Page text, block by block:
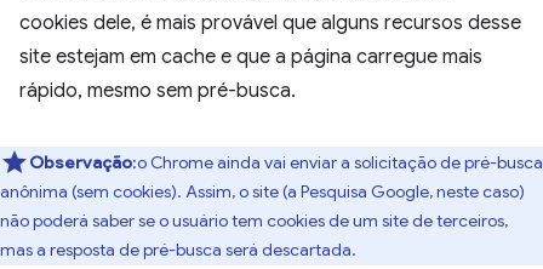
cookies dele, é mais provável que alguns recursos desse
site estejam em cache e que a página carregue mais
rápido, mesmo sem pré-busca.
Observação:o Chrome ainda vai enviar a solicitação de pré-busca
anônima (sem cookies). Assim, o site (a Pesquisa Google, neste caso)
não poderá saber se o usuário tem cookies de um site de terceiros,
mas a resposta de pré-busca será descartada.